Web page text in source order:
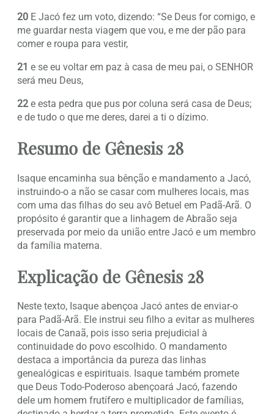
20 E Jacó fez um voto, dizendo: “Se Deus for comigo, e
me guardar nesta viagem que vou, e me der pão para
comer e roupa para vestir,
21 e se eu voltar em paz à casa de meu pai, o SENHOR
será meu Deus,
22 e esta pedra que pus por coluna será casa de Deus;
e de tudo o que me deres, darei a ti o dízimo.
Resumo de Gênesis 28
Isaque encaminha sua bênção e mandamento a Jacó,
instruindo-o a não se casar com mulheres locais, mas
com uma das filhas do seu avô Betuel em Padã-Arã. O
propósito é garantir que a linhagem de Abraão seja
preservada por meio da união entre Jacó e um membro
da família materna.
Explicação de Gênesis 28
Neste texto, Isaque abençoa Jacó antes de enviar-o
para Padã-Arã. Ele instrui seu filho a evitar as mulheres
locais de Canaã, pois isso seria prejudicial à
continuidade do povo escolhido. O mandamento
destaca a importância da pureza das linhas
genealógicas e espirituais. Isaque também promete
que Deus Todo-Poderoso abençoará Jacó, fazendo
dele um homem frutífero e multiplicador de famílias,